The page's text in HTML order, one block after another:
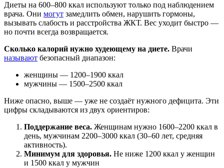
Диеты на 600–800 ккал используют только под наблюдением
врача. Они могут замедлить обмен, нарушить гормоны,
вызывать слабость и расстройства ЖКТ. Вес уходит быстро —
но почти всегда возвращается.
Сколько калорий нужно худеющему на диете. Врачи
называют безопасный диапазон:
женщины — 1200–1900 ккал
мужчины — 1500–2500 ккал
Ниже опасно, выше — уже не создаёт нужного дефицита. Эти
цифры складываются из двух ориентиров:
Поддержание веса. Женщинам нужно 1600–2200 ккал в
день, мужчинам 2200–3000 ккал (30–60 лет, средняя
активность).
Минимум для здоровья. Не ниже 1200 ккал у женщин
и 1500 ккал у мужчин